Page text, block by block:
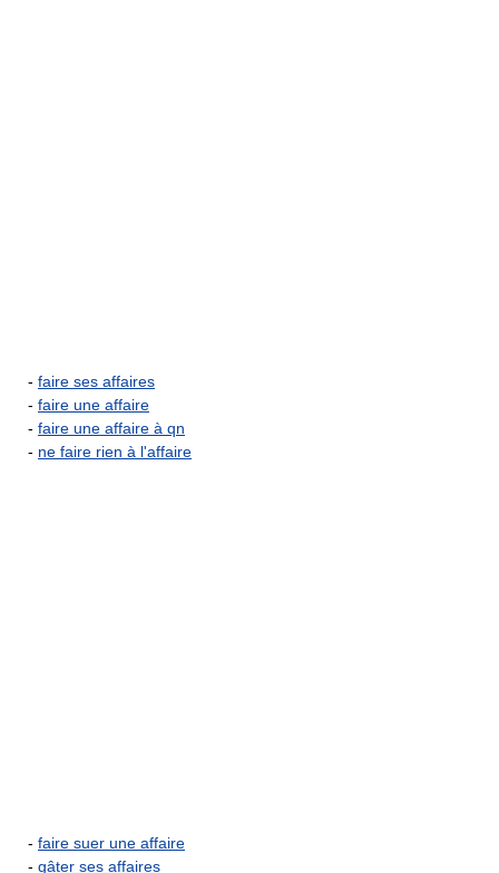
- faire ses affaires
- faire une affaire
- faire une affaire à qn
- ne faire rien à l'affaire
- faire suer une affaire
- gâter ses affaires